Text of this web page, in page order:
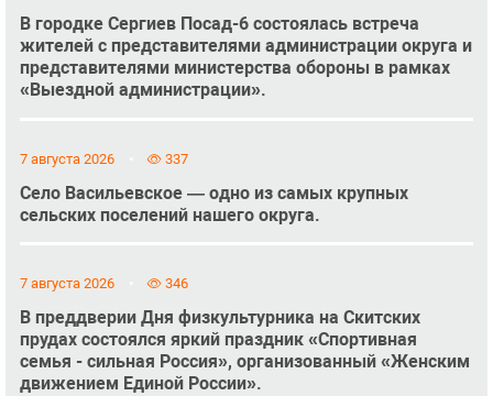
В городке Сергиев Посад-6 состоялась встреча
жителей с представителями администрации округа и
представителями министерства обороны в рамках
«Выездной администрации».
7 августа 2026 337
Село Васильевское — одно из самых крупных
сельских поселений нашего округа.
7 августа 2026 346
В преддверии Дня физкультурника на Скитских
прудах состоялся яркий праздник «Спортивная
семья - сильная Россия», организованный «Женским
движением Единой России».